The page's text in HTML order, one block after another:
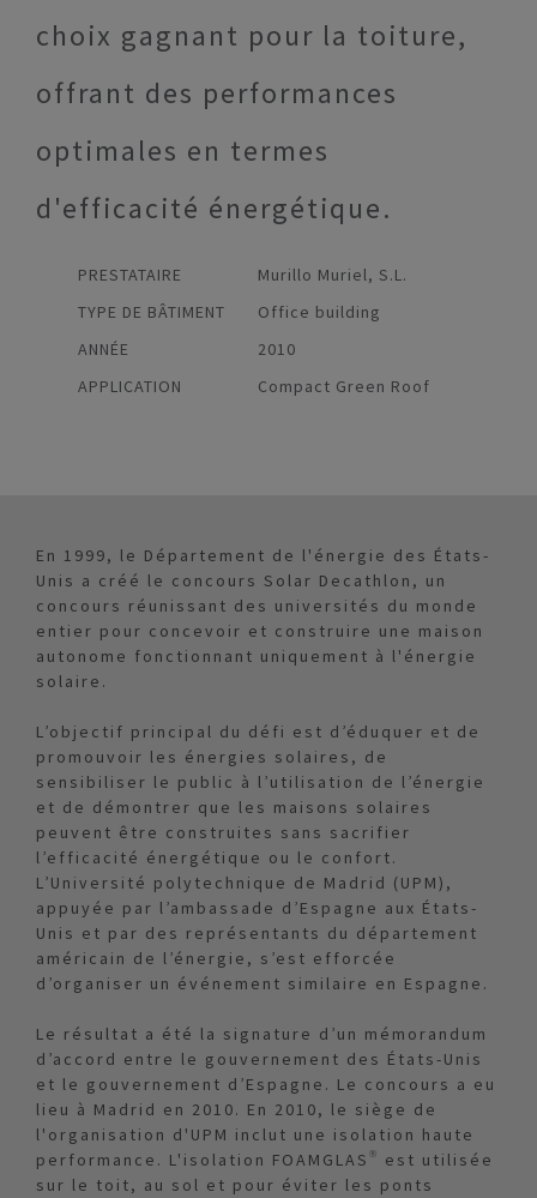
choix gagnant pour la toiture,
offrant des performances
optimales en termes
d'efficacité énergétique.
PRESTATAIRE
Murillo Muriel, S.L.
TYPE DE BÂTIMENT
Office building
ANNÉE
2010
APPLICATION
Compact Green Roof
En 1999, le Département de l'énergie des États-
Unis a créé le concours Solar Decathlon, un
concours réunissant des universités du monde
entier pour concevoir et construire une maison
autonome fonctionnant uniquement à l'énergie
solaire.
L’objectif principal du défi est d’éduquer et de
promouvoir les énergies solaires, de
sensibiliser le public à l’utilisation de l’énergie
et de démontrer que les maisons solaires
peuvent être construites sans sacrifier
l’efficacité énergétique ou le confort.
L’Université polytechnique de Madrid (UPM),
appuyée par l’ambassade d’Espagne aux États-
Unis et par des représentants du département
américain de l’énergie, s’est efforcée
d’organiser un événement similaire en Espagne.
Le résultat a été la signature d’un mémorandum
d’accord entre le gouvernement des États-Unis
et le gouvernement d’Espagne. Le concours a eu
lieu à Madrid en 2010. En 2010, le siège de
l'organisation d'UPM inclut une isolation haute
performance. L'isolation FOAMGLAS® est utilisée
sur le toit, au sol et pour éviter les ponts